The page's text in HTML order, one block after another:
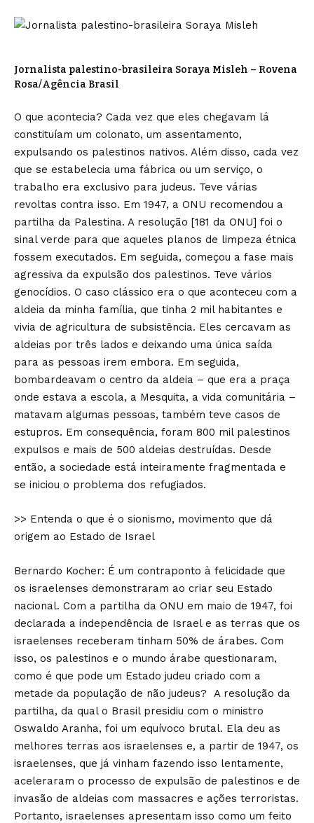
Jornalista palestino-brasileira Soraya Misleh – Rovena
Rosa/Agência Brasil
O que acontecia? Cada vez que eles chegavam lá
constituíam um colonato, um assentamento,
expulsando os palestinos nativos. Além disso, cada vez
que se estabelecia uma fábrica ou um serviço, o
trabalho era exclusivo para judeus. Teve várias
revoltas contra isso. Em 1947, a ONU recomendou a
partilha da Palestina. A resolução [181 da ONU] foi o
sinal verde para que aqueles planos de limpeza étnica
fossem executados. Em seguida, começou a fase mais
agressiva da expulsão dos palestinos. Teve vários
genocídios. O caso clássico era o que aconteceu com a
aldeia da minha família, que tinha 2 mil habitantes e
vivia de agricultura de subsistência. Eles cercavam as
aldeias por três lados e deixando uma única saída
para as pessoas irem embora. Em seguida,
bombardeavam o centro da aldeia – que era a praça
onde estava a escola, a Mesquita, a vida comunitária –
matavam algumas pessoas, também teve casos de
estupros. Em consequência, foram 800 mil palestinos
expulsos e mais de 500 aldeias destruídas. Desde
então, a sociedade está inteiramente fragmentada e
se iniciou o problema dos refugiados.
>> Entenda o que é o sionismo, movimento que dá
origem ao Estado de Israel
Bernardo Kocher: É um contraponto à felicidade que
os israelenses demonstraram ao criar seu Estado
nacional. Com a partilha da ONU em maio de 1947, foi
declarada a independência de Israel e as terras que os
israelenses receberam tinham 50% de árabes. Com
isso, os palestinos e o mundo árabe questionaram,
como é que pode um Estado judeu criado com a
metade da população de não judeus? A resolução da
partilha, da qual o Brasil presidiu com o ministro
Oswaldo Aranha, foi um equívoco brutal. Ela deu as
melhores terras aos israelenses e, a partir de 1947, os
israelenses, que já vinham fazendo isso lentamente,
aceleraram o processo de expulsão de palestinos e de
invasão de aldeias com massacres e ações terroristas.
Portanto, israelenses apresentam isso como um feito